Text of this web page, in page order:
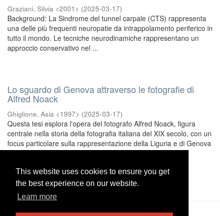
This website uses cookies to ensure you get
the best experience on our website.
Learn more
This website uses cookies to ensure you get
the best experience on our website.
Learn more
Graziani, Silvia <2001> (2025-03-17)
Background: La Sindrome del tunnel carpale (CTS) rappresenta
una delle più frequenti neuropatie da intrappolamento periferico in
tutto il mondo. Le tecniche neurodinamiche rappresentano un
approccio conservativo nel ...
Lo sguardo di Genova attraverso le fotografie di
Alfred Noack
Ghiglione, Asia <1997> (2025-03-17)
Questa tesi esplora l'opera del fotografo Alfred Noack, figura
centrale nella storia della fotografia italiana del XIX secolo, con un
focus particolare sulla rappresentazione della Liguria e di Genova
durante un periodo ...
1 . . . 168